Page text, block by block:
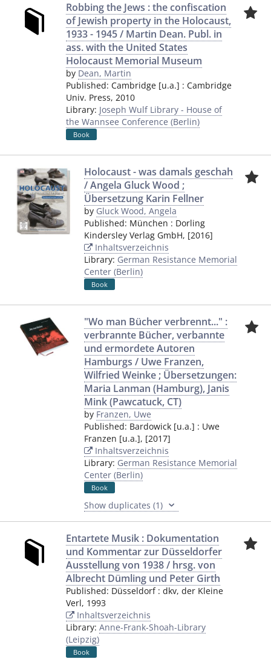
Robbing the Jews : the confiscation
of Jewish property in the Holocaust,
1933 - 1945 / Martin Dean. Publ. in
ass. with the United States
Holocaust Memorial Museum
by Dean, Martin
Published: Cambridge [u.a.] : Cambridge
Univ. Press, 2010
Library: Joseph Wulf Library - House of
the Wannsee Conference (Berlin)
Book
Holocaust - was damals geschah
/ Angela Gluck Wood ;
Übersetzung Karin Fellner
by Gluck Wood, Angela
Published: München : Dorling
Kindersley Verlag GmbH, [2016]
Inhaltsverzeichnis
Library: German Resistance Memorial
Center (Berlin)
Book
"Wo man Bücher verbrennt..." :
verbrannte Bücher, verbannte
und ermordete Autoren
Hamburgs / Uwe Franzen,
Wilfried Weinke ; Übersetzungen:
Maria Lanman (Hamburg), Janis
Mink (Pawcatuck, CT)
by Franzen, Uwe
Published: Bardowick [u.a.] : Uwe
Franzen [u.a.], [2017]
Inhaltsverzeichnis
Library: German Resistance Memorial
Center (Berlin)
Book
Show duplicates (1)
Entartete Musik : Dokumentation
und Kommentar zur Düsseldorfer
Ausstellung von 1938 / hrsg. von
Albrecht Dümling und Peter Girth
Published: Düsseldorf: dkv, der Kleine
Verl, 1993
Inhaltsverzeichnis
Library: Anne-Frank-Shoah-Library
(Leipzig)
Book